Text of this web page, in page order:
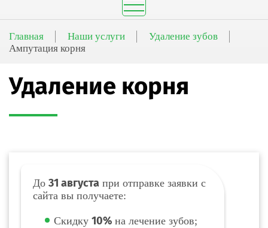
Главная Наши услуги
Удаление зубов
Ампутация корня
Удаление корня
До 31 августа при отправке заявки с
сайта вы получаете:
Скидку 10% на лечение зубов;